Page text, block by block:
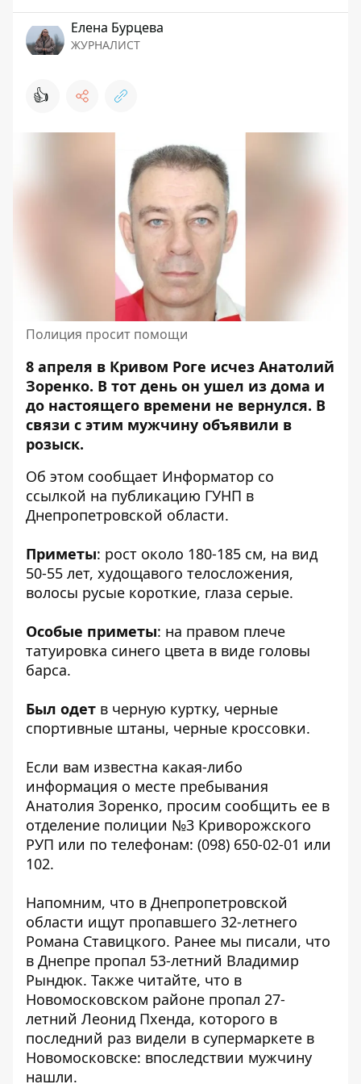
Елена Бурцева
ЖУРНАЛИСТ
👍
Полиция просит помощи
8 апреля в Кривом Роге исчез Анатолий
Зоренко. В тот день он ушел из дома и
до настоящего времени не вернулся. В
связи с этим мужчину объявили в
розыск.
Об этом сообщает Информатор со
ссылкой на публикацию ГУНП в
Днепропетровской области.
Приметы: рост около 180-185 см, на вид
50-55 лет, худощавого телосложения,
волосы русые короткие, глаза серые.
Особые приметы: на правом плече
татуировка синего цвета в виде головы
барса.
Был одет в черную куртку, черные
спортивные штаны, черные кроссовки.
Если вам известна какая-либо
информация о месте пребывания
Анатолия Зоренко, просим сообщить ее в
отделение полиции №3 Криворожского
РУП или по телефонам: (098) 650-02-01 или
102.
Напомним, что в Днепропетровской
области ищут пропавшего 32-летнего
Романа Ставицкого. Ранее мы писали, что
в Днепре пропал 53-летний Владимир
Рындюк. Также читайте, что в
Новомосковском районе пропал 27-
летний Леонид Пхенда, которого в
последний раз видели в супермаркете в
Новомосковске: впоследствии мужчину
нашли.